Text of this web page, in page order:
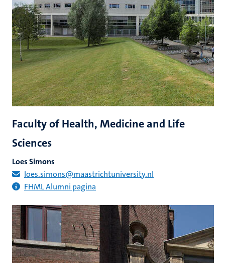
Faculty of Health, Medicine and Life
Sciences
Loes Simons
loes.simons@maastrichtuniversity.nl
FHML Alumni pagina